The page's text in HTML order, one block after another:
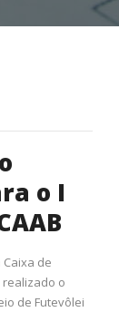
o I
de
realizado o
de Futevôlei